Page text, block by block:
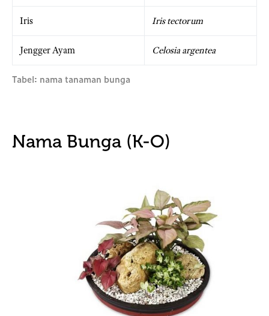
Iris Iris tectorum
Jengger Ayam Celosia argentea
Tabel: nama tanaman bunga
Nama Bunga (K-O)